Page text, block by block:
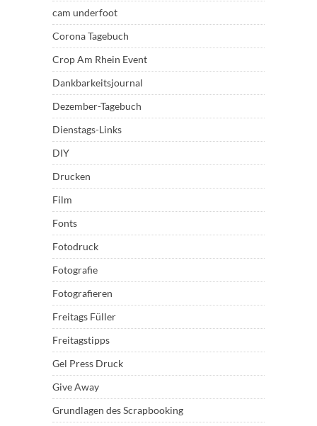
cam underfoot
Corona Tagebuch
Crop Am Rhein Event
Dankbarkeitsjournal
Dezember-Tagebuch
Dienstags-Links
DIY
Drucken
Film
Fonts
Fotodruck
Fotografie
Fotografieren
Freitags Füller
Freitagstipps
Gel Press Druck
Give Away
Grundlagen des Scrapbooking